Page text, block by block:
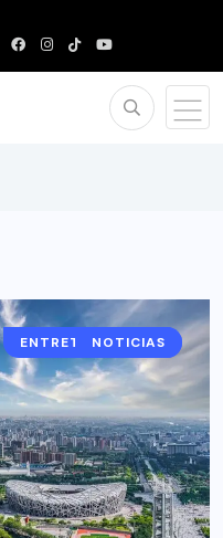
ENTRETENIMIENTO
NOTICIAS